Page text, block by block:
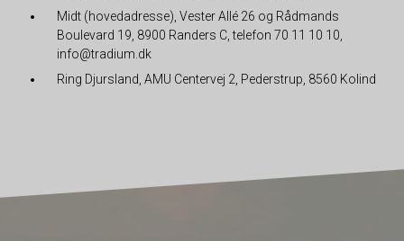
Midt (hovedadresse), Vester Allé 26 og Rådmands
Boulevard 19, 8900 Randers C, telefon 70 11 10 10,
info@tradium.dk
Ring Djursland, AMU Centervej 2, Pederstrup, 8560 Kolind